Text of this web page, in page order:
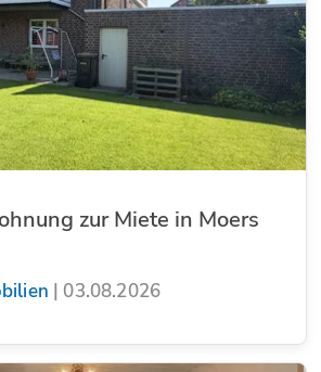
zur Miete in Moers
| 03.08.2026